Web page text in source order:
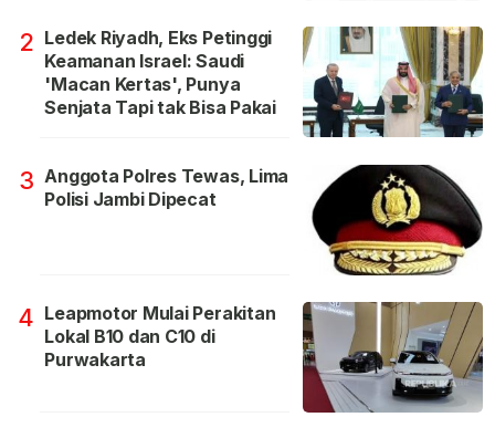
2 Ledek Riyadh, Eks Petinggi
Keamanan Israel: Saudi
'Macan Kertas', Punya
Senjata Tapi tak Bisa Pakai
3 Anggota Polres Tewas, Lima
Polisi Jambi Dipecat
4 Leapmotor Mulai Perakitan
Lokal B10 dan C10 di
Purwakarta